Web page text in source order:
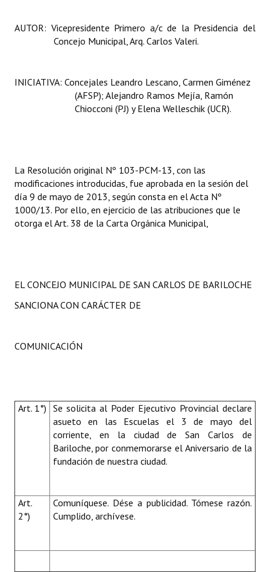
AUTOR: Vicepresidente Primero a/c de la Presidencia del
Concejo Municipal, Arq. Carlos Valeri.
INICIATIVA: Concejales Leandro Lescano, Carmen Giménez
(AFSP); Alejandro Ramos Mejía, Ramón
Chiocconi (PJ) y Elena Welleschik (UCR).
La Resolución original Nº 103-PCM-13, con las
modificaciones introducidas, fue aprobada en la sesión del
día 9 de mayo de 2013, según consta en el Acta Nº
1000/13. Por ello, en ejercicio de las atribuciones que le
otorga el Art. 38 de la Carta Orgánica Municipal,
EL CONCEJO MUNICIPAL DE SAN CARLOS DE BARILOCHE
SANCIONA CON CARÁCTER DE
COMUNICACIÓN
Art. 1°) Se solicita al Poder Ejecutivo Provincial declare
asueto en las Escuelas el 3 de mayo del
corriente, en la ciudad de San Carlos de
Bariloche, por conmemorarse el Aniversario de la
fundación de nuestra ciudad.
Art.
2°)
Comuníquese. Dése a publicidad. Tómese razón.
Cumplido, archívese.